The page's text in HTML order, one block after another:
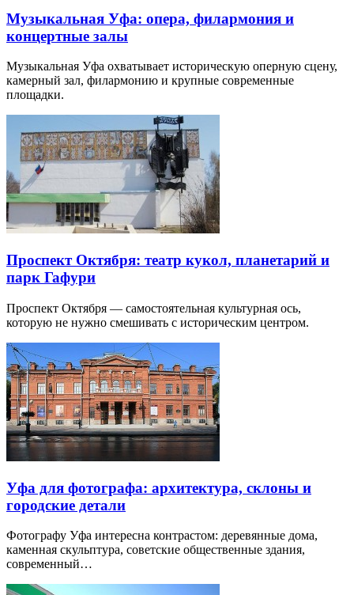
Музыкальная Уфа: опера, филармония и
концертные залы
Музыкальная Уфа охватывает историческую оперную сцену,
камерный зал, филармонию и крупные современные
площадки.
Проспект Октября: театр кукол, планетарий и
парк Гафури
Проспект Октября — самостоятельная культурная ось,
которую не нужно смешивать с историческим центром.
Уфа для фотографа: архитектура, склоны и
городские детали
Фотографу Уфа интересна контрастом: деревянные дома,
каменная скульптура, советские общественные здания,
современный…